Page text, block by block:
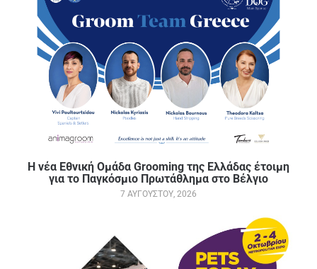
Η νέα Εθνική Ομάδα Grooming της Ελλάδας έτοιμη
για το Παγκόσμιο Πρωτάθλημα στο Βέλγιο
7 ΑΥΓΟΎΣΤΟΥ, 2026